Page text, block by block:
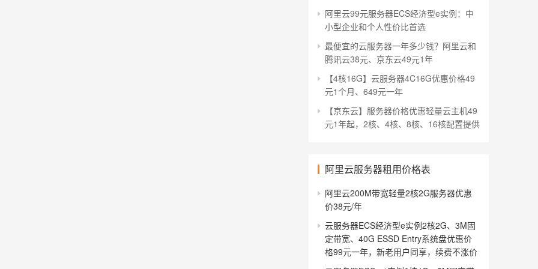
阿里云99元服务器ECS经济型e实例：中
小型企业和个人性价比首选
最便宜的云服务器一年多少钱？阿里云和
腾讯云38元、京东云49元1年
【4核16G】云服务器4C16G优惠价格49
元1个月、649元一年
【京东云】服务器价格优惠轻量云主机49
元1年起，2核、4核、8核、16核配置提供
阿里云服务器租用价格表
阿里云200M带宽轻量2核2G服务器优惠
价38元/年
云服务器ECS经济型e实例2核2G、3M固
定带宽、40G ESSD Entry系统盘优惠价
格99元一年，新老用户同享，续费不涨价